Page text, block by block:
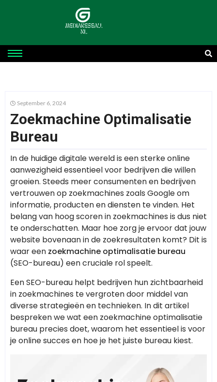
September 6, 2024
Zoekmachine Optimalisatie
Bureau
In de huidige digitale wereld is een sterke online
aanwezigheid essentieel voor bedrijven die willen
groeien. Steeds meer consumenten en bedrijven
vertrouwen op zoekmachines zoals Google om
informatie, producten en diensten te vinden. Het
belang van hoog scoren in zoekmachines is dus niet
te onderschatten. Maar hoe zorg je ervoor dat jouw
website bovenaan in de zoekresultaten komt? Dit is
waar een zoekmachine optimalisatie bureau
(SEO-bureau) een cruciale rol speelt.
Een SEO-bureau helpt bedrijven hun zichtbaarheid
in zoekmachines te vergroten door middel van
diverse strategieën en technieken. In dit artikel
bespreken we wat een zoekmachine optimalisatie
bureau precies doet, waarom het essentieel is voor
je online succes en hoe je het juiste bureau kiest.